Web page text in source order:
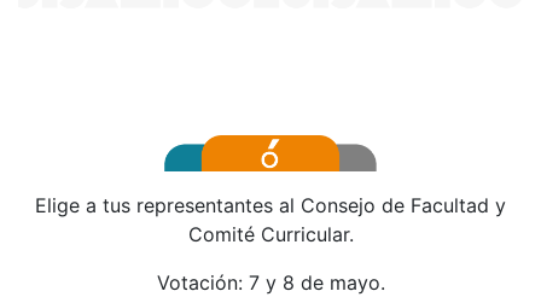
Elige a tus representantes al Consejo de Facultad y
Comité Curricular.
Votación: 7 y 8 de mayo.